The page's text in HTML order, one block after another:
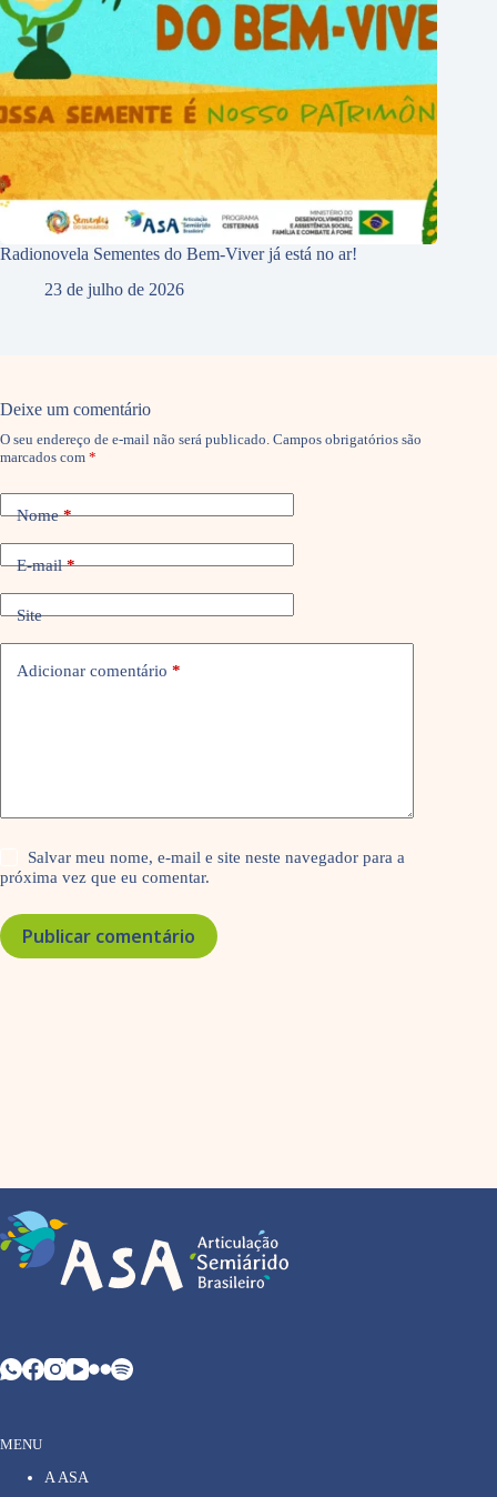
Radionovela Sementes do Bem-Viver já está no ar!
23 de julho de 2026
Deixe um comentário
O seu endereço de e-mail não será publicado. Campos obrigatórios são
marcados com *
Nome*
E-mail*
Site
Adicionar comentário *
Salvar meu nome, e-mail e site neste navegador para a
próxima vez que eu comentar.
Publicar comentário
MENU
A ASA